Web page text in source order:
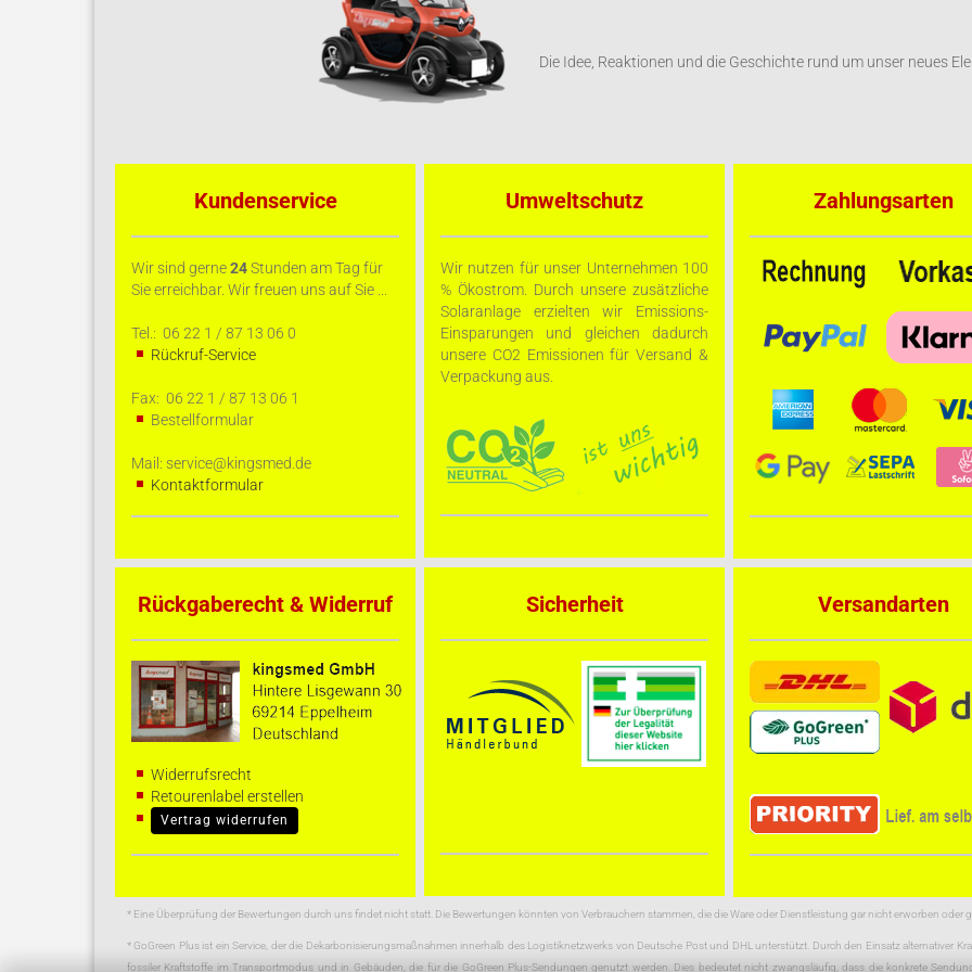
Die Idee, Reaktionen und die Geschichte rund um unser neues
Kundenservice
Wir sind gerne24Stunden am Tag für
Sie erreichbar. Wir freuen uns auf Sie ...
Tel.: 06 22 1 / 87 13 06 0
Rückruf-Service
Fax: 06 22 1 / 87 13 06 1
Bestellformular
Mail: service@kingsmed.de
Kontaktformular
Umweltschutz
Wir nutzen für unser Unternehmen 100
% Ökostrom. Durch unsere zusätzliche
Solaranlage erzielten wir Emissions-
Einsparungen und gleichen dadurch
unsere CO2 Emissionen für Versand &
Verpackung aus.
Zahlungsarten
Rückgaberecht & Widerruf
Widerrufsrecht
Retourenlabel erstellen
Vertrag widerrufen
Sicherheit Versandarten
* Eine Überprüfung der Bewertungen durch uns findet nicht statt. Die Bewertungen könnten von Verbrauchern stammen, die die Ware oder Dienstleistung gar nicht erworben oder
* GoGreen Plus ist ein Service, der die Dekarbonisierungsmaßnahmen innerhalb des Logistiknetzwerks von Deutsche Post und DHL unterstützt. Durch den Einsatz alternativer
fossiler Kraftstoffe im Transportmodus und in Gebäuden, die für die GoGreen Plus-Sendungen genutzt werden. Dies bedeutet nicht zwangsläufig, dass die konkrete